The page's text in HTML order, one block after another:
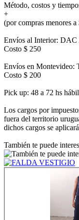
Método, costos y
+
(por compras menores
Envíos al Interior: DAC
Costo $ 250
Envíos en Montevideo:
Costo $ 200
Pick up: 48 a 72 hs
Los cargos por
fuera del territorio
dichos cargos se
También te puede